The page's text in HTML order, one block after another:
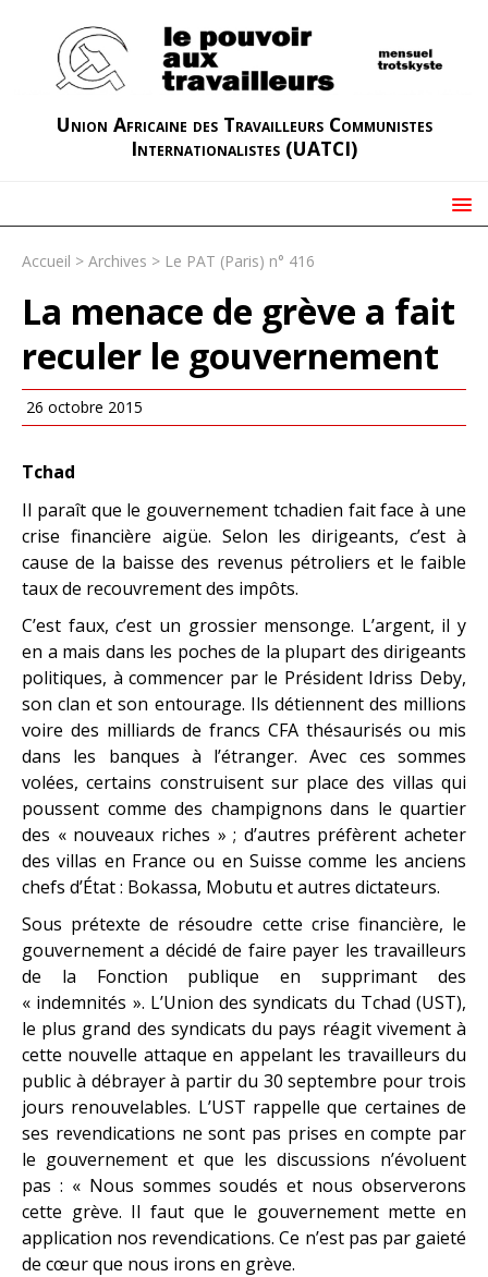
Union Africaine des Travailleurs Communistes
Internationalistes (UATCI)
Accueil > Archives > Le PAT (Paris) n° 416
La menace de grève a fait
reculer le gouvernement
26 octobre 2015
Tchad
Il paraît que le gouvernement tchadien fait face à une
crise financière aigüe. Selon les dirigeants, c’est à
cause de la baisse des revenus pétroliers et le faible
taux de recouvrement des impôts.
C’est faux, c’est un grossier mensonge. L’argent, il y
en a mais dans les poches de la plupart des dirigeants
politiques, à commencer par le Président Idriss Deby,
son clan et son entourage. Ils détiennent des millions
voire des milliards de francs CFA thésaurisés ou mis
dans les banques à l’étranger. Avec ces sommes
volées, certains construisent sur place des villas qui
poussent comme des champignons dans le quartier
des « nouveaux riches » ; d’autres préfèrent acheter
des villas en France ou en Suisse comme les anciens
chefs d’État : Bokassa, Mobutu et autres dictateurs.
Sous prétexte de résoudre cette crise financière, le
gouvernement a décidé de faire payer les travailleurs
de la Fonction publique en supprimant des
« indemnités ». L’Union des syndicats du Tchad (UST),
le plus grand des syndicats du pays réagit vivement à
cette nouvelle attaque en appelant les travailleurs du
public à débrayer à partir du 30 septembre pour trois
jours renouvelables. L’UST rappelle que certaines de
ses revendications ne sont pas prises en compte par
le gouvernement et que les discussions n’évoluent
pas : « Nous sommes soudés et nous observerons
cette grève. Il faut que le gouvernement mette en
application nos revendications. Ce n’est pas par gaieté
de cœur que nous irons en grève.